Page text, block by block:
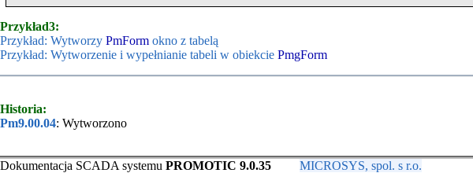
Przykład3:
Przykład: Wytworzy PmForm okno z tabelą
Przykład: Wytworzenie i wypełnianie tabeli w obiekcie PmgForm
Historia:
Pm9.00.04: Wytworzono
Dokumentacja SCADA systemu PROMOTIC 9.0.35 MICROSYS, spol. s r.o.